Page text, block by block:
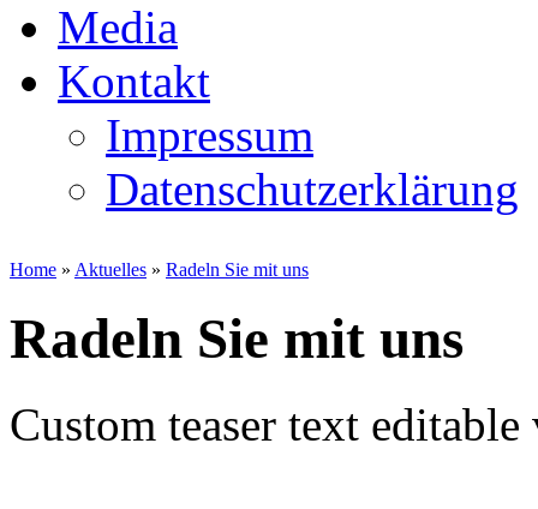
Media
Kontakt
Impressum
Datenschutzerklärung
Home » Aktuelles » Radeln Sie mit uns
Radeln Sie mit uns
Custom teaser text